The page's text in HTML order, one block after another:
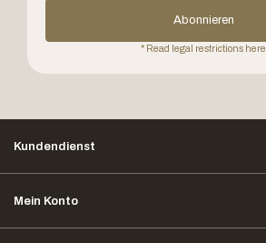
Abonnieren
* Read legal restrictions here
Kundendienst
Mein Konto